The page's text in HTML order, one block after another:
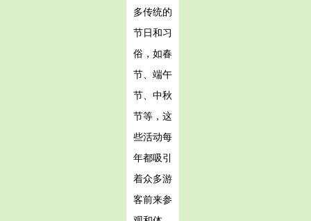
多传统的
节日和习
俗，如春
节、端午
节、中秋
节等，这
些活动每
年都吸引
着众多游
客前来参